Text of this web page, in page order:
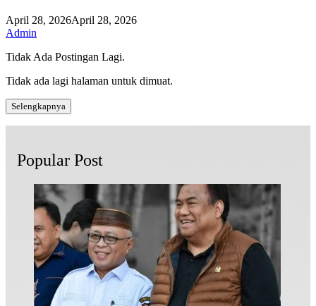
April 28, 2026April 28, 2026
Admin
Tidak Ada Postingan Lagi.
Tidak ada lagi halaman untuk dimuat.
Selengkapnya
Popular Post